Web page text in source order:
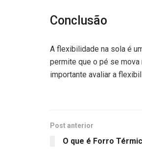
Conclusão
A flexibilidade na sola é
permite que o pé se
importante avaliar a
Post anterior
O que é Forro